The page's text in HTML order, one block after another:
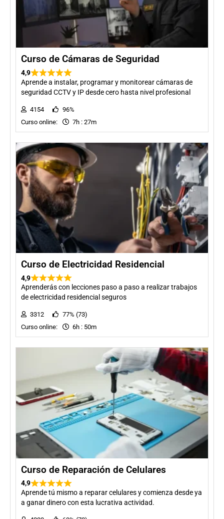
Curso de Cámaras de Seguridad
4,9
Aprende a instalar, programar y monitorear cámaras de
seguridad CCTV y IP desde cero hasta nivel profesional
4154
96%
Curso online:
7h : 27m
Curso de Electricidad Residencial
4,9
Aprenderás con lecciones paso a paso a realizar trabajos
de electricidad residencial seguros
3312
77% (73)
Curso online:
6h : 50m
Curso de Reparación de Celulares
4,9
Aprende tú mismo a reparar celulares y comienza desde ya
a ganar dinero con esta lucrativa actividad.